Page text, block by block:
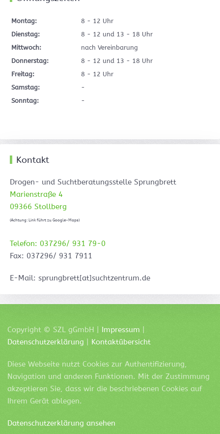
Montag:
8 - 12 Uhr
Dienstag:
8 - 12 und 13 - 18 Uhr
Mittwoch:
nach Vereinbarung
Donnerstag:
8 - 12 und 13 - 18 Uhr
Freitag:
8 - 12 Uhr
Samstag:
-
Sonntag:
-
Kontakt
Drogen- und Suchtberatungsstelle Sprungbrett
Marienstraße 4
09366 Stollberg
(Achtung: Link führt zu Google-Maps)
Telefon: 037296/ 931 79-0
Fax: 037296/ 931 7911
E-Mail: sprungbrett[at]suchtzentrum.de
Copyright © SZL gGmbH | Impressum
Datenschutzerklärung
Kontaktübersicht
Diese Webseite nutzt Cookies zur Authentifizierung,
Navigation und anderen Funktionen. Mit der Zustimmung
akzeptieren Sie, dass wir die beschriebenen Cookies auf
Ihrem Gerät ablegen.
Datenschutzerklärung ansehen